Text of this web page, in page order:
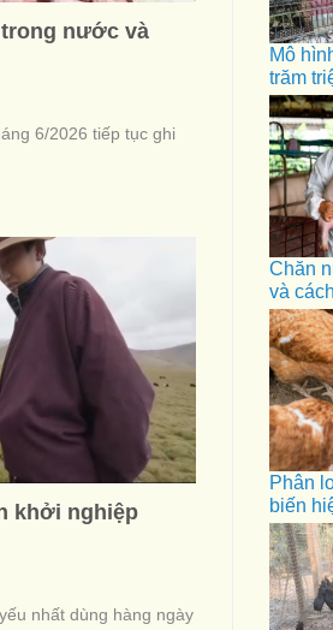
nước và
6/2026 tiếp tục ghi
khởi nghiệp
nhất dùng hàng ngày
Mô
trăm
Chăn
và
Phân
biến